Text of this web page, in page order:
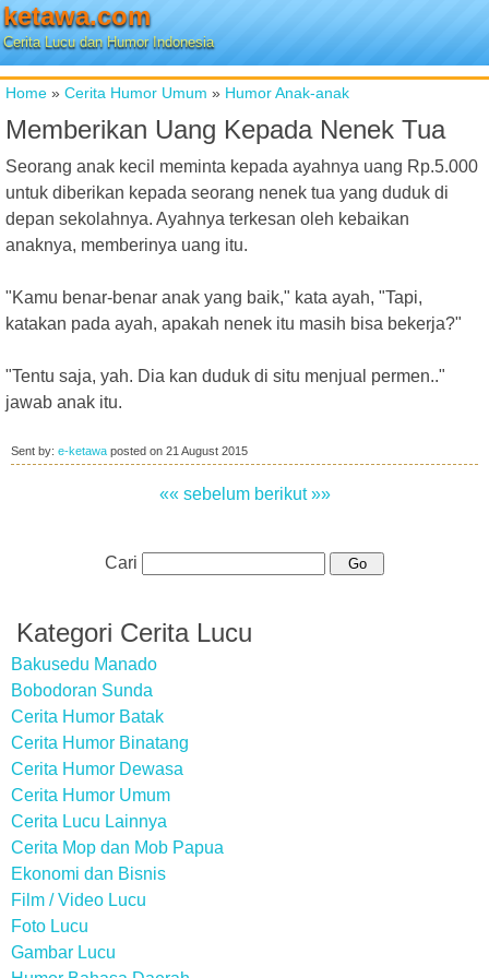
ketawa.com
Cerita Lucu dan Humor Indonesia
Home » Cerita Humor Umum » Humor Anak-anak
Memberikan Uang Kepada Nenek Tua
Seorang anak kecil meminta kepada ayahnya uang Rp.5.000
untuk diberikan kepada seorang nenek tua yang duduk di
depan sekolahnya. Ayahnya terkesan oleh kebaikan
anaknya, memberinya uang itu.
"Kamu benar-benar anak yang baik," kata ayah, "Tapi,
katakan pada ayah, apakah nenek itu masih bisa bekerja?"
"Tentu saja, yah. Dia kan duduk di situ menjual permen.."
jawab anak itu.
Sent by: e-ketawa posted on 21 August 2015
«« sebelum berikut »»
Cari
Kategori Cerita Lucu
Bakusedu Manado
Bobodoran Sunda
Cerita Humor Batak
Cerita Humor Binatang
Cerita Humor Dewasa
Cerita Humor Umum
Cerita Lucu Lainnya
Cerita Mop dan Mob Papua
Ekonomi dan Bisnis
Film / Video Lucu
Foto Lucu
Gambar Lucu